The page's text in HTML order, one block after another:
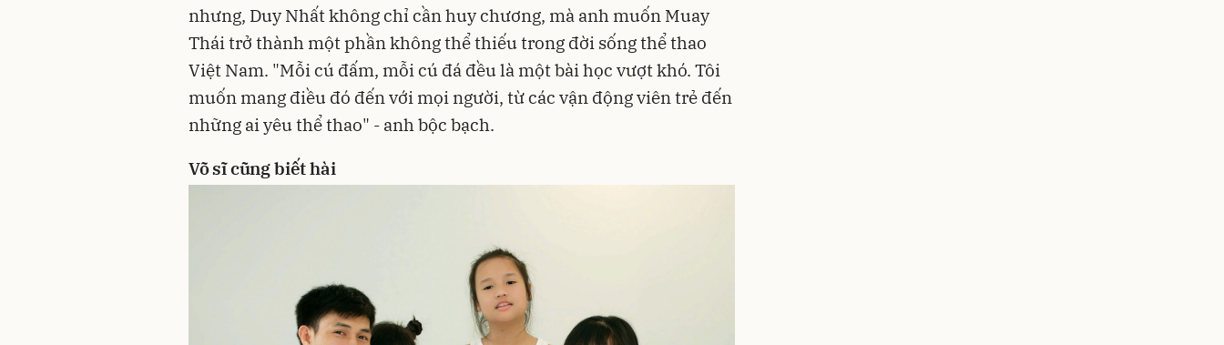
nhưng, Duy Nhất không chỉ cần huy chương, mà anh muốn Muay
Thái trở thành một phần không thể thiếu trong đời sống thể thao
Việt Nam. "Mỗi cú đấm, mỗi cú đá đều là một bài học vượt khó. Tôi
muốn mang điều đó đến với mọi người, từ các vận động viên trẻ đến
những ai yêu thể thao" - anh bộc bạch.
Võ sĩ cũng biết hài